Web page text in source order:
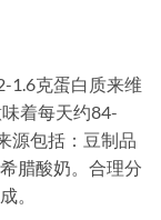
1.6克蛋白质来维
着每天约84-
源包括：豆制品
腊酸奶。合理分
。